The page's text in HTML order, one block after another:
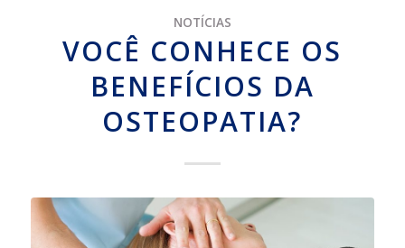
NOTÍCIAS
VOCÊ CONHECE OS
BENEFÍCIOS DA
OSTEOPATIA?